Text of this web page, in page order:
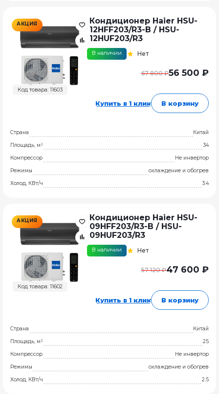
АКЦИЯ
Код товара: 11603
Кондиционер Haier HSU-
12HFF203/R3-B / HSU-
12HUF203/R3
В наличии Нет
67 800 ₽56 500 ₽
Купить в 1 клик В корзину
Страна
Китай
Площадь, м²
34
Компрессор
Не инвертор
Режимы
охлаждение и обогрев
Холод, КВт/ч
3.4
АКЦИЯ
Код товара: 11602
Кондиционер Haier HSU-
09HFF203/R3-B / HSU-
09HUF203/R3
В наличии Нет
57 120 ₽47 600 ₽
Купить в 1 клик В корзину
Страна
Китай
Площадь, м²
25
Компрессор
Не инвертор
Режимы
охлаждение и обогрев
Холод, КВт/ч
2.5